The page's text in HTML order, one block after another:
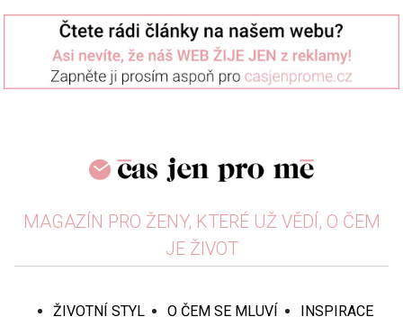
MAGAZÍN PRO ŽENY, KTERÉ UŽ VĚDÍ, O ČEM
JE ŽIVOT
ŽIVOTNÍ STYL O ČEM SE MLUVÍ
INSPIRACE